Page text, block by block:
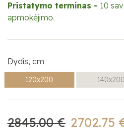
Pristatymo terminas - 10
apmokėjimo.
Dydis, cm
120x200 140x200
2702.75
2845.00 €